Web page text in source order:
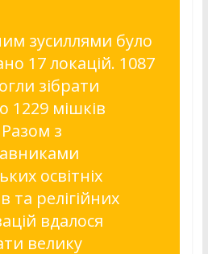
зусиллями було
17 локацій. 1087
зібрати
1229 мішків
Разом з
освітніх
та релігійних
вдалося
велику